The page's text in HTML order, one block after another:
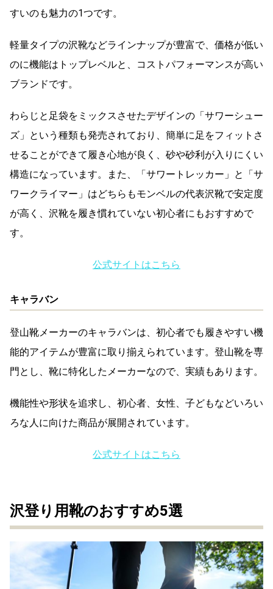
すいのも魅力の1つです。
軽量タイプの沢靴などラインナップが豊富で、価格が低い
のに機能はトップレベルと、コストパフォーマンスが高い
ブランドです。
わらじと足袋をミックスさせたデザインの「サワーシュー
ズ」という種類も発売されており、簡単に足をフィットさ
せることができて履き心地が良く、砂や砂利が入りにくい
構造になっています。また、「サワートレッカー」と「サ
ワークライマー」はどちらもモンベルの代表沢靴で安定度
が高く、沢靴を履き慣れていない初心者にもおすすめで
す。
公式サイトはこちら
キャラバン
登山靴メーカーのキャラバンは、初心者でも履きやすい機
能的アイテムが豊富に取り揃えられています。登山靴を専
門とし、靴に特化したメーカーなので、実績もあります。
機能性や形状を追求し、初心者、女性、子どもなどいろい
ろな人に向けた商品が展開されています。
公式サイトはこちら
沢登り用靴のおすすめ5選